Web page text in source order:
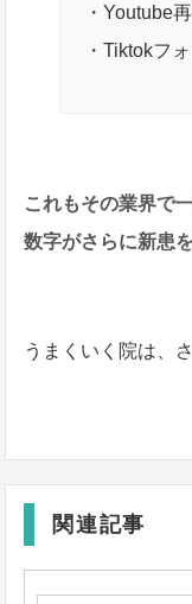
・Youtube
・Tiktokフ
これもその業界で
数字がさらに新患
うまくいく院は、
関連記事